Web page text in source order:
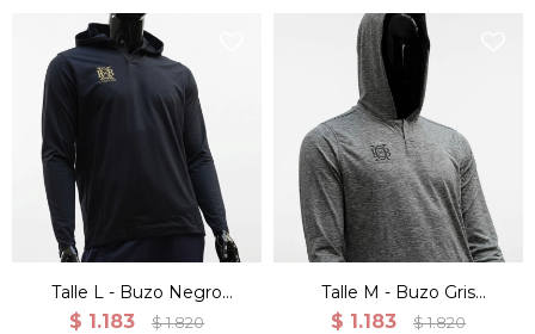
Talle L - Buzo Negro
Canguro Deportivo
$ 1.183 $ 1.820
Talle M - Buzo Gris
Canguro Deportivo
$ 1.183 $ 1.820